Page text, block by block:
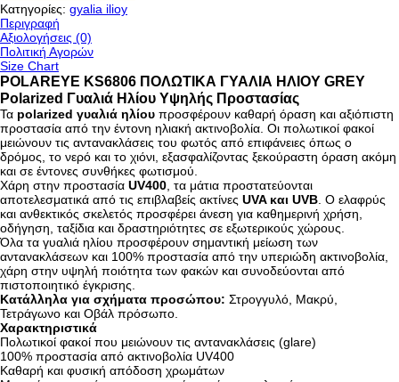
Κατηγορίες: gyalia ilioy
Περιγραφή
Αξιολογήσεις (0)
Πολιτική Αγορών
Size Chart
POLAREYE KS6806 ΠΟΛΩΤΙΚΑ ΓΥΑΛΙΑ ΗΛΙΟΥ GREY
Polarized Γυαλιά Ηλίου Υψηλής Προστασίας
Τα polarized γυαλιά ηλίου προσφέρουν καθαρή όραση και αξιόπιστη
προστασία από την έντονη ηλιακή ακτινοβολία. Οι πολωτικοί φακοί
μειώνουν τις αντανακλάσεις του φωτός από επιφάνειες όπως ο
δρόμος, το νερό και το χιόνι, εξασφαλίζοντας ξεκούραστη όραση ακόμη
και σε έντονες συνθήκες φωτισμού.
Χάρη στην προστασία UV400 , τα μάτια προστατεύονται
αποτελεσματικά από τις επιβλαβείς ακτίνες UVA και UVB . Ο ελαφρύς
και ανθεκτικός σκελετός προσφέρει άνεση για καθημερινή χρήση,
οδήγηση, ταξίδια και δραστηριότητες σε εξωτερικούς χώρους.
Όλα τα γυαλιά ηλίου προσφέρουν σημαντική μείωση των
αντανακλάσεων και 100% προστασία από την υπεριώδη ακτινοβολία,
χάρη στην υψηλή ποιότητα των φακών και συνοδεύονται από
πιστοποιητικό έγκρισης.
Κατάλληλα για σχήματα προσώπου: Στρογγυλό, Μακρύ,
Τετράγωνο και Οβάλ πρόσωπο.
Χαρακτηριστικά
Πολωτικοί φακοί που μειώνουν τις αντανακλάσεις (glare)
100% προστασία από ακτινοβολία UV400
Καθαρή και φυσική απόδοση χρωμάτων